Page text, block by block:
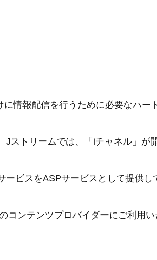
に情報配信を行うために必要なハー
Jストリームでは、「iチャネル」が
ービスをASPサービスとして提供し
コンテンツプロバイダーにご利用い